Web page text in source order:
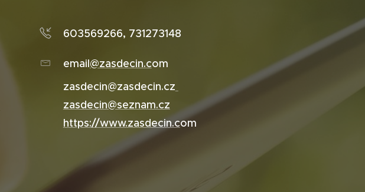
603569266, 731273148
email@zasdecin.com
zasdecin@zasdecin.cz
zasdecin@seznam.cz
https://www.zasdecin.com